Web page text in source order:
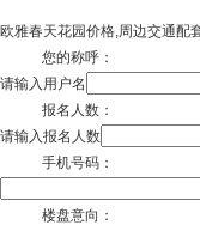
欧雅春天花园价格,周边交通配
您的称呼：
请输入用户名
报名人数：
请输入报名人数
手机号码：
楼盘意向：